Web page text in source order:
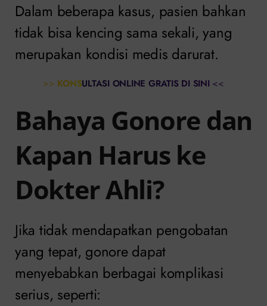
Dalam beberapa kasus, pasien bahkan
tidak bisa kencing sama sekali, yang
merupakan kondisi medis darurat.
>> KONSULTASI ONLINE GRATIS DI SINI <<
Bahaya Gonore dan
Kapan Harus ke
Dokter Ahli?
Jika tidak mendapatkan pengobatan
yang tepat, gonore dapat
menyebabkan berbagai komplikasi
serius, seperti: